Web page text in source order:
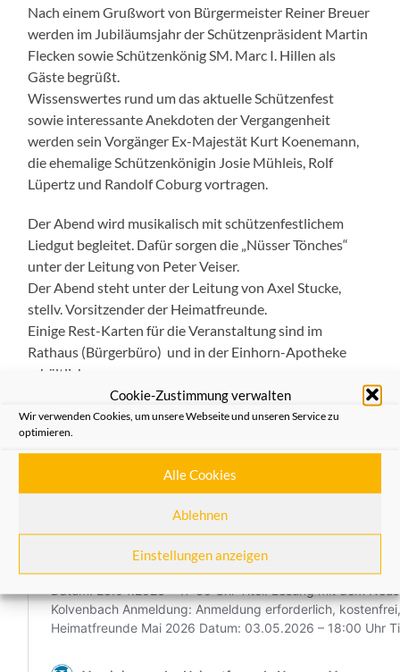
Cookie-Zustimmung verwalten
Wir verwenden Cookies, um unsere Webseite und unseren Service zu
optimieren.
Alle Cookies
Ablehnen
Einstellungen anzeigen
Nach einem Grußwort von Bürgermeister Reiner Breuer
werden im Jubiläumsjahr der Schützenpräsident Martin
Flecken sowie Schützenkönig SM. Marc I. Hillen als
Gäste begrüßt.
Wissenswertes rund um das aktuelle Schützenfest
sowie interessante Anekdoten der Vergangenheit
werden sein Vorgänger Ex-Majestät Kurt Koenemann,
die ehemalige Schützenkönigin Josie Mühleis, Rolf
Lüpertz und Randolf Coburg vortragen.
Der Abend wird musikalisch mit schützenfestlichem
Liedgut begleitet. Dafür sorgen die „Nüsser Tönches“
unter der Leitung von Peter Veiser.
Der Abend steht unter der Leitung von Axel Stucke,
stellv. Vorsitzender der Heimatfreunde.
Einige Rest-Karten für die Veranstaltung sind im
Rathaus (Bürgerbüro) und in der Einhorn-Apotheke
erhältlich.
Eine Übersicht mit den kommenden Heimatfreunde
Veranstaltungen finden Sie unter: